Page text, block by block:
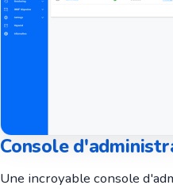
Console
Une incroyable console